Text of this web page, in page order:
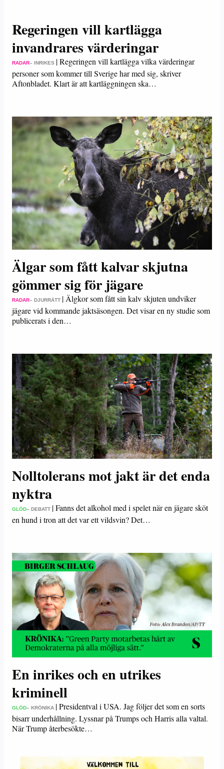
Regeringen vill kartlägga
invandrares värderingar
RADAR– INRIKES |Regeringen vill kartlägga vilka värderingar
personer som kommer till Sverige har med sig, skriver
Aftonbladet. Klart är att kartläggningen ska…
Älgar som fått kalvar skjutna
gömmer sig för jägare
RADAR– DJURRÄTT | Älgkor som fått sin kalv skjuten undviker
jägare vid kommande jaktsäsongen. Det visar en ny studie som
publicerats i den…
Nolltolerans mot jakt är det enda
nyktra
GLÖD– DEBATT |Fanns det alkohol med i spelet när en jägare sköt
en hund i tron att det var ett vildsvin? Det…
En inrikes och en utrikes
kriminell
GLÖD– KRÖNIKA |Presidentval i USA. Jag följer det som en sorts
bisarr underhållning. Lyssnar på Trumps och Harris alla valtal.
När Trump återbesökte…